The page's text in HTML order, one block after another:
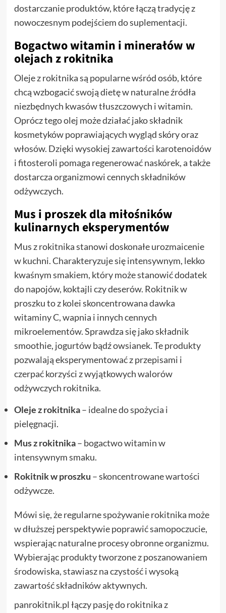
dostarczanie produktów, które łączą tradycję z
nowoczesnym podejściem do suplementacji.
Bogactwo witamin i minerałów w
olejach z rokitnika
Oleje z rokitnika są popularne wśród osób, które
chcą wzbogacić swoją dietę w naturalne źródła
niezbędnych kwasów tłuszczowych i witamin.
Oprócz tego olej może działać jako składnik
kosmetyków poprawiających wygląd skóry oraz
włosów. Dzięki wysokiej zawartości karotenoidów
i fitosteroli pomaga regenerować naskórek, a także
dostarcza organizmowi cennych składników
odżywczych.
Mus i proszek dla miłośników
kulinarnych eksperymentów
Mus z rokitnika stanowi doskonałe urozmaicenie
w kuchni. Charakteryzuje się intensywnym, lekko
kwaśnym smakiem, który może stanowić dodatek
do napojów, koktajli czy deserów. Rokitnik w
proszku to z kolei skoncentrowana dawka
witaminy C, wapnia i innych cennych
mikroelementów. Sprawdza się jako składnik
smoothie, jogurtów bądź owsianek. Te produkty
pozwalają eksperymentować z przepisami i
czerpać korzyści z wyjątkowych walorów
odżywczych rokitnika.
Oleje z rokitnika– idealne do spożycia i
pielęgnacji.
Mus z rokitnika– bogactwo witamin w
intensywnym smaku.
Rokitnik w proszku – skoncentrowane wartości
odżywcze.
Mówi się, że regularne spożywanie rokitnika może
w dłuższej perspektywie poprawić samopoczucie,
wspierając naturalne procesy obronne organizmu.
Wybierając produkty tworzone z poszanowaniem
środowiska, stawiasz na czystość i wysoką
zawartość składników aktywnych.
panrokitnik.pl łączy pasję do rokitnika z